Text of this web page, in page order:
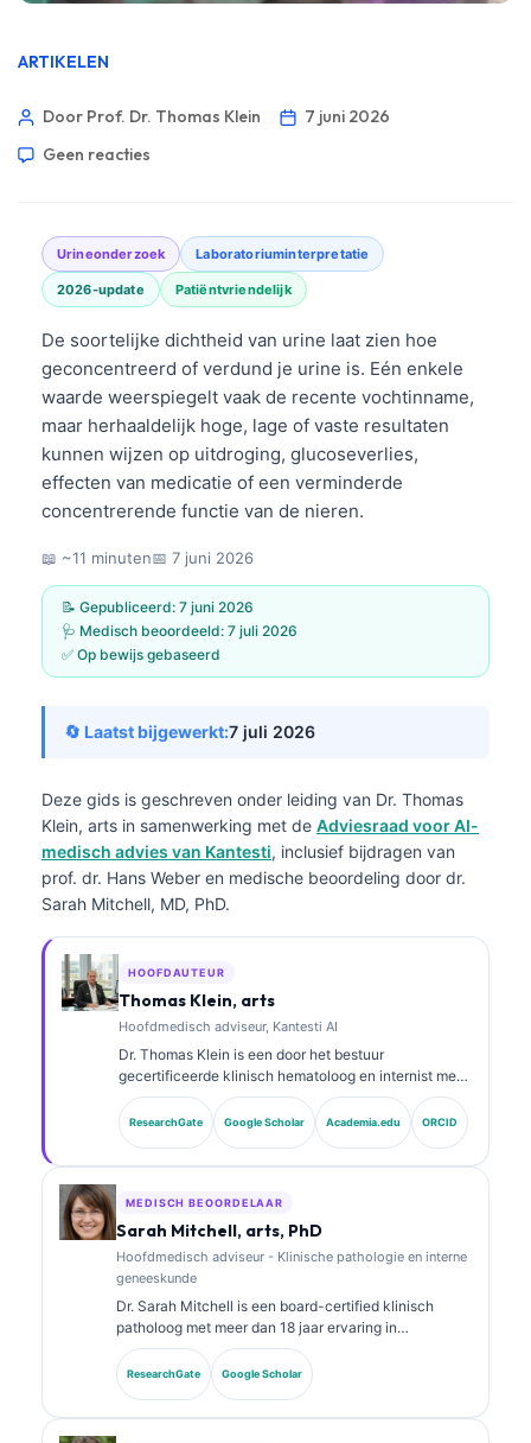
ARTIKELEN
Door Prof. Dr. Thomas Klein
7 juni 2026
Geen reacties
Urineonderzoek Laboratoriuminterpretatie
2026-update Patiëntvriendelijk
De soortelijke dichtheid van urine laat zien hoe
geconcentreerd of verdund je urine is. Eén enkele
waarde weerspiegelt vaak de recente vochtinname,
maar herhaaldelijk hoge, lage of vaste resultaten
kunnen wijzen op uitdroging, glucoseverlies,
effecten van medicatie of een verminderde
concentrerende functie van de nieren.
📖 ~11 minuten📅 7 juni 2026
📝 Gepubliceerd: 7 juni 2026
🩺 Medisch beoordeeld: 7 juli 2026
✅ Op bewijs gebaseerd
🔄 Laatst bijgewerkt:7 juli 2026
Deze gids is geschreven onder leiding van Dr. Thomas
Klein, arts in samenwerking met de Adviesraad voor AI-
medisch advies van Kantesti, inclusief bijdragen van
prof. dr. Hans Weber en medische beoordeling door dr.
Sarah Mitchell, MD, PhD.
HOOFDAUTEUR
Thomas Klein, arts
Hoofdmedisch adviseur, Kantesti AI
Dr. Thomas Klein is een door het bestuur
gecertificeerde klinisch hematoloog en internist met
meer dan 15 jaar ervaring in
laboratoriumgeneeskunde en door AI ondersteunde
klinische analyse. Als Chief Medical Officer bij
netwerk. Dr. Klein heeft uitgebreid gepubliceerd over
interpretatie van biomarkers en
laboratoriumgeneeskunde.
ResearchGate Google Scholar Academia.edu ORCID
MEDISCH BEOORDELAAR
Sarah Mitchell, arts, PhD
Hoofdmedisch adviseur - Klinische pathologie en interne
geneeskunde
Dr. Sarah Mitchell is een board-certified klinisch
patholoog met meer dan 18 jaar ervaring in
laboratoriumgeneeskunde en diagnostische analyse.
Zij heeft specialisatiecertificeringen in klinische
chemie en heeft uitgebreid gepubliceerd over
ResearchGate Google Scholar